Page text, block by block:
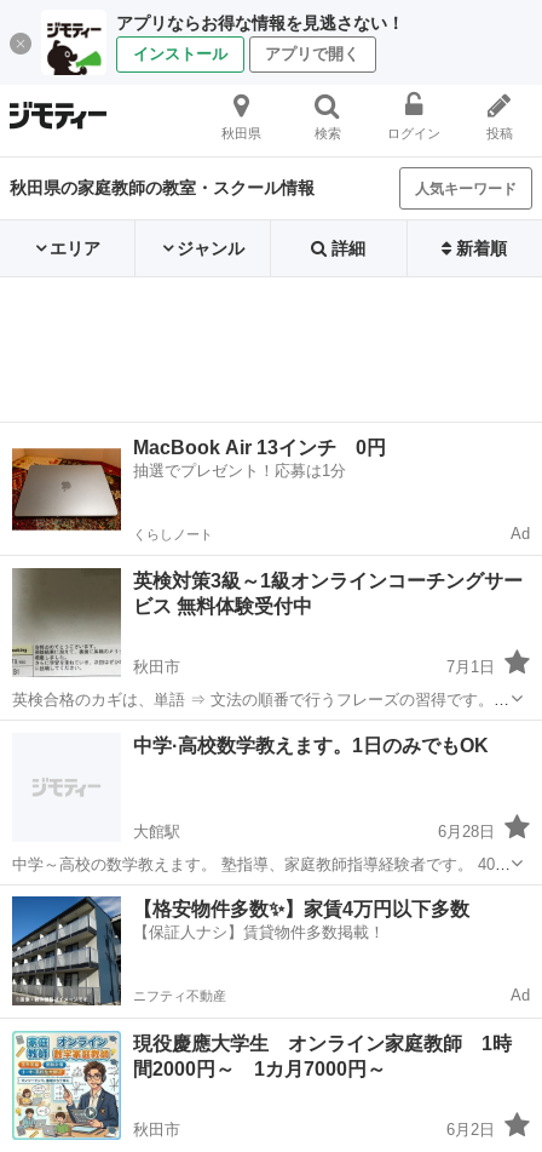
アプリならお得な情報を見逃さない！
インストール アプリで開く
秋田県 検索 ログイン 投稿
秋田県の家庭教師の教室・スクール情報 人気キーワード
エリア ジャンル 詳細 新着順
MacBook Air 13インチ 0円
抽選でプレゼント！応募は1分
くらしノート Ad
英検対策3級～1級オンラインコーチングサー
ビス 無料体験受付中
秋田市
7月1日
英検合格のカギは、単語 ⇒ 文法の順番で行うフレーズの習得です。
毎日メールで送られてくる英語 ⇔ 日本語のトランスレーションテスト
に答えていくことによって、正しい文章を自然に習得できるようにな
家庭教師 1級
中学·高校数学教えます。1日のみでもOK
大館駅
6月28日
中学～高校の数学教えます。 塾指導、家庭教師指導経験者です。 40
代、男性講師になります。 難関大対応可能です。 定期テスト、共通テ
スト程度でしたら物理も指導可能です。 指導料は1時間2500円で、指
導時間と日時は相談で決...
秋田 大館市 大館駅 家庭教師
【格安物件多数✨】家賃4万円以下多数
【保証人ナシ】賃貸物件多数掲載！
ニフティ不動産 Ad
現役慶應大学生 オンライン家庭教師 1時
間2000円～ 1カ月7000円～
秋田市
6月2日